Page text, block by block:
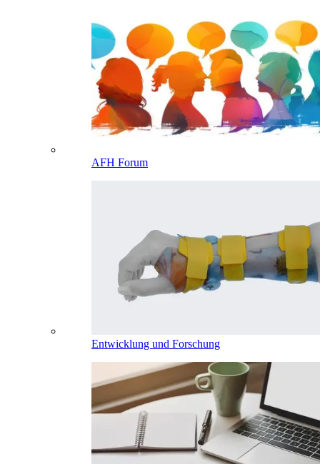
AFH Forum
Entwicklung und Forschung